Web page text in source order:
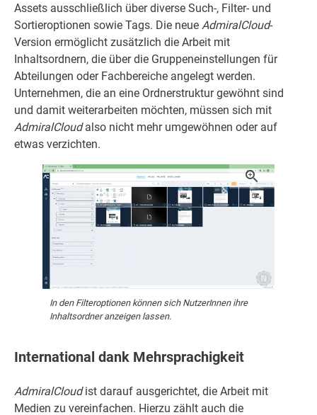
Assets ausschließlich über diverse Such-, Filter- und
Sortieroptionen sowie Tags. Die neue AdmiralCloud-
Version ermöglicht zusätzlich die Arbeit mit
Inhaltsordnern, die über die Gruppeneinstellungen für
Abteilungen oder Fachbereiche angelegt werden.
Unternehmen, die an eine Ordnerstruktur gewöhnt sind
und damit weiterarbeiten möchten, müssen sich mit
AdmiralCloudalso nicht mehr umgewöhnen oder auf
etwas verzichten.
In den Filteroptionen können sich NutzerInnen ihre
Inhaltsordner anzeigen lassen.
International dank Mehrsprachigkeit
AdmiralCloudist darauf ausgerichtet, die Arbeit mit
Medien zu vereinfachen. Hierzu zählt auch die